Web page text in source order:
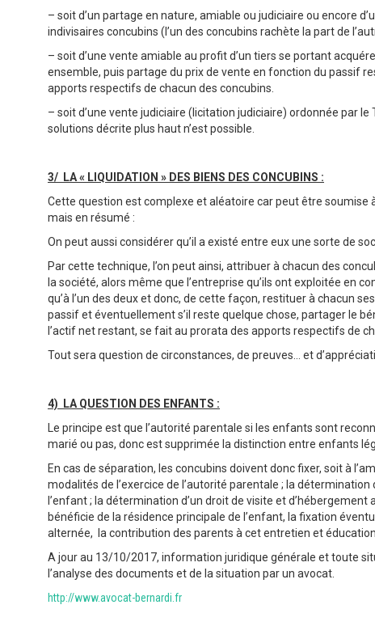
– soit d’un partage en nature, amiable ou judiciaire ou encore
indivisaires concubins (l’un des concubins rachète la part de
– soit d’une vente amiable au profit d’un tiers se portant
ensemble, puis partage du prix de vente en fonction du passif
apports respectifs de chacun des concubins.
– soit d’une vente judiciaire (licitation judiciaire) ordonnée par le
solutions décrite plus haut n’est possible.
3/ LA « LIQUIDATION » DES BIENS DES CONCUBINS :
Cette question est complexe et aléatoire car peut être soumise
mais en résumé :
On peut aussi considérer qu’il a existé entre eux une sorte de
Par cette technique, l’on peut ainsi, attribuer à chacun des
la société, alors même que l’entreprise qu’ils ont exploitée en
qu’à l’un des deux et donc, de cette façon, restituer à chacun
passif et éventuellement s’il reste quelque chose, partager le
l’actif net restant, se fait au prorata des apports respectifs de
Tout sera question de circonstances, de preuves… et
4) LA QUESTION DES ENFANTS :
Le principe est que l’autorité parentale si les enfants sont
marié ou pas, donc est supprimée la distinction entre enfants
En cas de séparation, les concubins doivent donc fixer, soit à
modalités de l’exercice de l’autorité parentale ; la
l’enfant ; la détermination d’un droit de visite et d’hébergement
bénéficie de la résidence principale de l’enfant, la fixation
alternée, la contribution des parents à cet entretien et éducation.
A jour au 13/10/2017, information juridique générale et toute
l’analyse des documents et de la situation par un avocat.
http://www.avocat-bernardi.fr